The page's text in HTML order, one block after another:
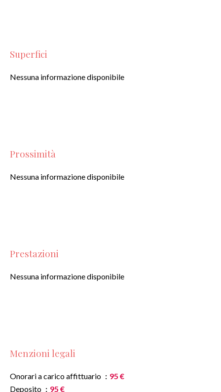
Superfici
Nessuna informazione disponibile
Prossimità
Nessuna informazione disponibile
Prestazioni
Nessuna informazione disponibile
Menzioni legali
Onorari a carico affittuario
95 €
Deposito
95 €